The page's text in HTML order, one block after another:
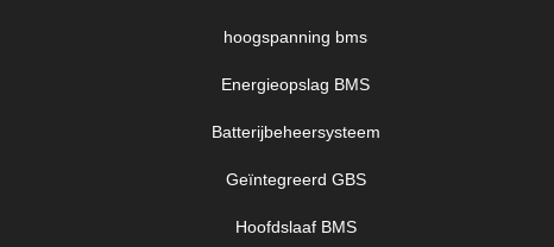
hoogspanning bms
Energieopslag BMS
Batterijbeheersysteem
Geïntegreerd GBS
Hoofdslaaf BMS